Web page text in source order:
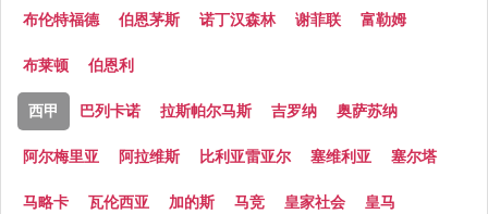
布伦特福德 伯恩茅斯 诺丁汉森林 谢菲联 富勒姆
布莱顿 伯恩利
西甲 巴列卡诺 拉斯帕尔马斯 吉罗纳 奥萨苏纳
阿尔梅里亚 阿拉维斯 比利亚雷亚尔 塞维利亚 塞尔塔
马略卡 瓦伦西亚 加的斯 马竞 皇家社会 皇马